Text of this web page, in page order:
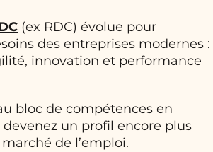
(ex RDC) évolue pour
des entreprises modernes :
innovation et performance
bloc de compétences en
un profil encore plus
de l’emploi.